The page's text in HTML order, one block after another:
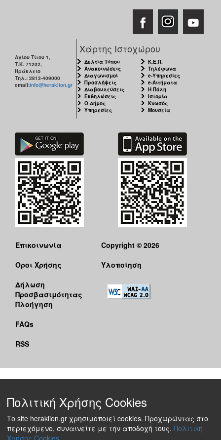
Αγίου Τίτου 1,
Τ.Κ. 71202,
Ηράκλειο
Τηλ.: 2813-409000
email:info@heraklion.gr
Χάρτης Ιστοχώρου
Δελτία Τύπου
Ανακοινώσεις
Διαγωνισμοί
Προσλήψεις
Διαβουλεύσεις
Εκδηλώσεις
Ο Δήμος
Υπηρεσίες
Κ.Ε.Π.
Τηλέφωνα
e-Υπηρεσίες
e-Αιτήματα
Η Πόλη
Ιστορία
Κνωσός
Μουσεία
Επικοινωνία
Όροι Χρήσης
Δήλωση
Προσβασιμότητας
Πλοήγηση
FAQs
RSS
Copyright © 2026
Υλοποίηση
Πολιτική Χρήσης Cookies
Το site heraklion.gr χρησιμοποιεί cookies. Προχωρώντας στο
περιεχόμενο, συναινείτε με την αποδοχή τους. Πολιτική
Χρήσης Cookies